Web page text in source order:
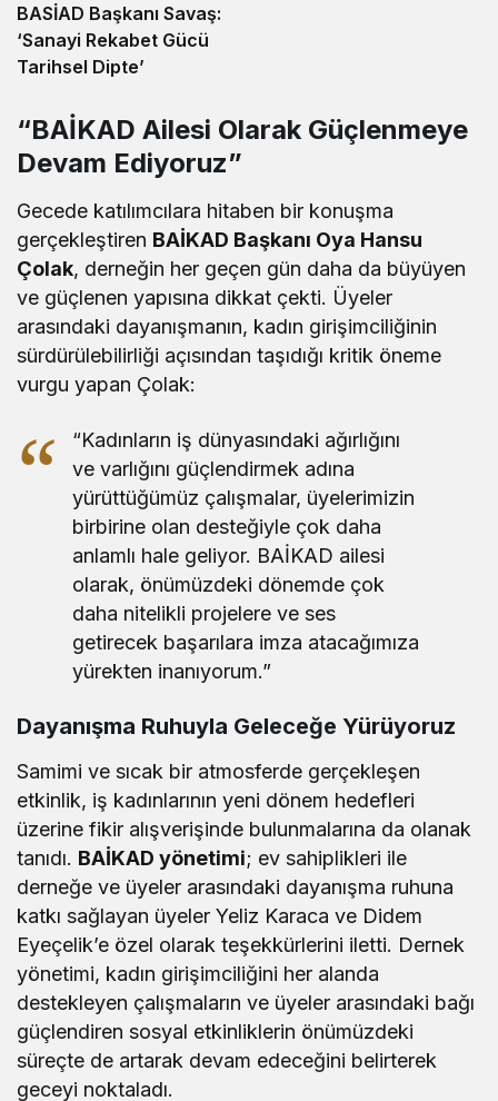
BASİAD Başkanı Savaş:
‘Sanayi Rekabet Gücü
Tarihsel Dipte’
“BAİKAD Ailesi Olarak Güçlenmeye
Devam Ediyoruz”
Gecede katılımcılara hitaben bir konuşma
gerçekleştiren BAİKAD Başkanı Oya Hansu
Çolak, derneğin her geçen gün daha da büyüyen
ve güçlenen yapısına dikkat çekti. Üyeler
arasındaki dayanışmanın, kadın girişimciliğinin
sürdürülebilirliği açısından taşıdığı kritik öneme
vurgu yapan Çolak:
“Kadınların iş dünyasındaki ağırlığını
ve varlığını güçlendirmek adına
yürüttüğümüz çalışmalar, üyelerimizin
birbirine olan desteğiyle çok daha
anlamlı hale geliyor. BAİKAD ailesi
olarak, önümüzdeki dönemde çok
daha nitelikli projelere ve ses
getirecek başarılara imza atacağımıza
yürekten inanıyorum.”
Dayanışma Ruhuyla Geleceğe Yürüyoruz
Samimi ve sıcak bir atmosferde gerçekleşen
etkinlik, iş kadınlarının yeni dönem hedefleri
üzerine fikir alışverişinde bulunmalarına da olanak
tanıdı. BAİKAD yönetimi; ev sahiplikleri ile
derneğe ve üyeler arasındaki dayanışma ruhuna
katkı sağlayan üyeler Yeliz Karaca ve Didem
Eyeçelik’e özel olarak teşekkürlerini iletti. Dernek
yönetimi, kadın girişimciliğini her alanda
destekleyen çalışmaların ve üyeler arasındaki bağı
güçlendiren sosyal etkinliklerin önümüzdeki
süreçte de artarak devam edeceğini belirterek
geceyi noktaladı.